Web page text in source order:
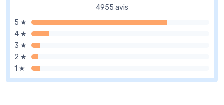
4955 avis
5 ★
4 ★
3 ★
2 ★
1 ★